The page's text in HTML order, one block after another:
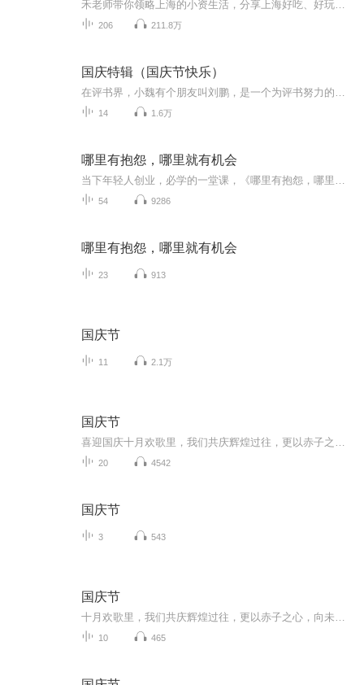
206 211.8万
国庆特辑（国庆节快乐）
14 1.6万
哪里有抱怨，哪里就有机会
54 9286
哪里有抱怨，哪里就有机会
23 913
国庆节
11 2.1万
国庆节
20 4542
国庆节
3 543
国庆节
10 465